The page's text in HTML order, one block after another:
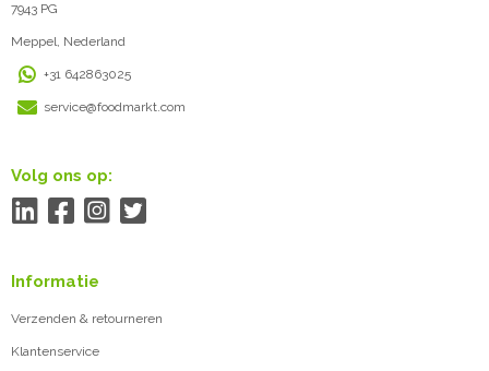
7943 PG
Meppel, Nederland
+31 642863025
service@foodmarkt.com
Volg ons op:
Informatie
Verzenden & retourneren
Klantenservice